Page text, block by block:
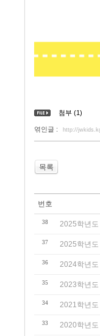
첨부 (1)
엮인글 : http://
목록
번호
38 2025학년도
37 2025학년도
36 2024학년도
35 2023학년도
34 2021학년도
33 2020학년도